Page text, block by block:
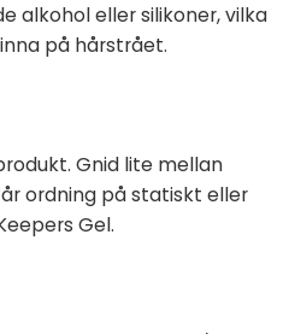
alkohol eller silikoner, vilka
på hårstrået.
Gnid lite mellan
ordning på statiskt eller
Gel.